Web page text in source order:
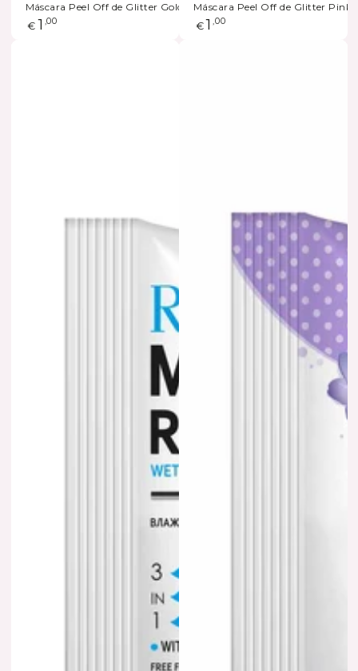
Máscara Peel Off de Glitter Golden Dust
Preço
€ 1 ,00
Máscara Peel Off de Glitter Pink
Preço
€ 1 ,00